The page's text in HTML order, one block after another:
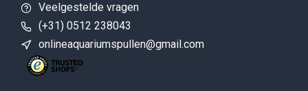
Veelgestelde vragen
(+31) 0512 238043
onlineaquariumspullen@gmail.com